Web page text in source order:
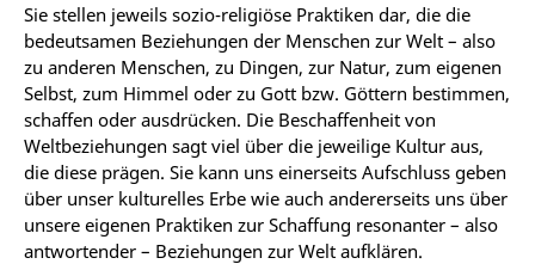
Sie stellen jeweils sozio-religiöse Praktiken dar, die die
bedeutsamen Beziehungen der Menschen zur Welt – also
zu anderen Menschen, zu Dingen, zur Natur, zum eigenen
Selbst, zum Himmel oder zu Gott bzw. Göttern bestimmen,
schaffen oder ausdrücken. Die Beschaffenheit von
Weltbeziehungen sagt viel über die jeweilige Kultur aus,
die diese prägen. Sie kann uns einerseits Aufschluss geben
über unser kulturelles Erbe wie auch andererseits uns über
unsere eigenen Praktiken zur Schaffung resonanter – also
antwortender – Beziehungen zur Welt aufklären.